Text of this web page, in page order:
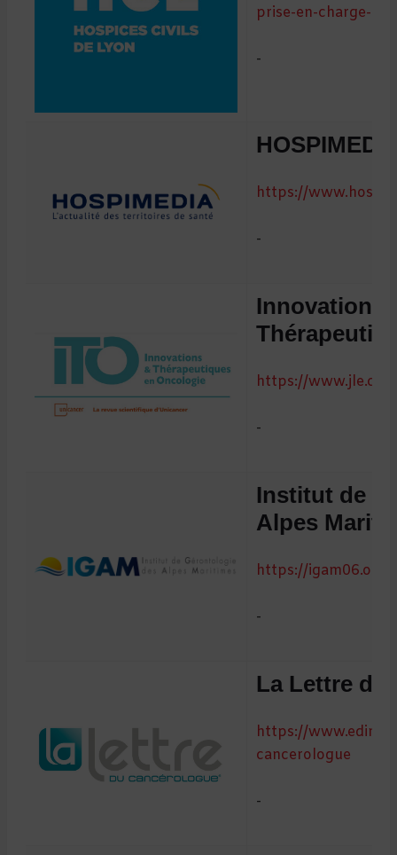
prise-en-charge-
-
https://
-
Innovations
https://
-
Institut de
Alpes
https://igam06.org
-
La Lettre du
https://
cancerologue
-